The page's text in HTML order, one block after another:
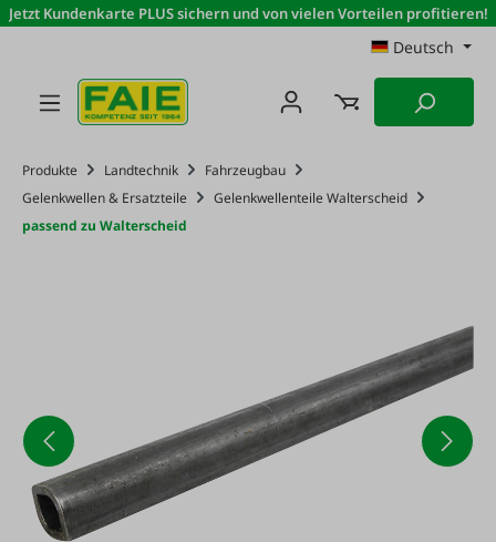
Zum Hauptinhalt springen
Jetzt Kundenkarte PLUS sichern und von vielen Vorteilen profitieren!
Deutsch
Produkte Landtechnik
Fahrzeugbau
Gelenkwellen & Ersatzteile
Gelenkwellenteile Walterscheid
passend zu Walterscheid